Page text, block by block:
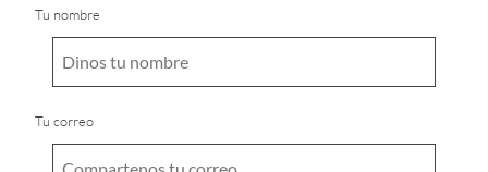
Tu nombre
Tu correo